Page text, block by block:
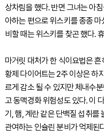
상차림을 했다. 반면 그녀는 아
아하는 편으로 위스키를 종종
비할 때는 위스키를 찾곤 했다.
마거릿 대처가 한 식이요법은
황제 다이어트는 2주 이상은 하
르게 감소 될 수 있지만 체내수
고 동맥경화 위험성도 있다. 이
기, 햄, 계란 같은 단백질 섭취를
관여하는 인슐린 분비가 억제된